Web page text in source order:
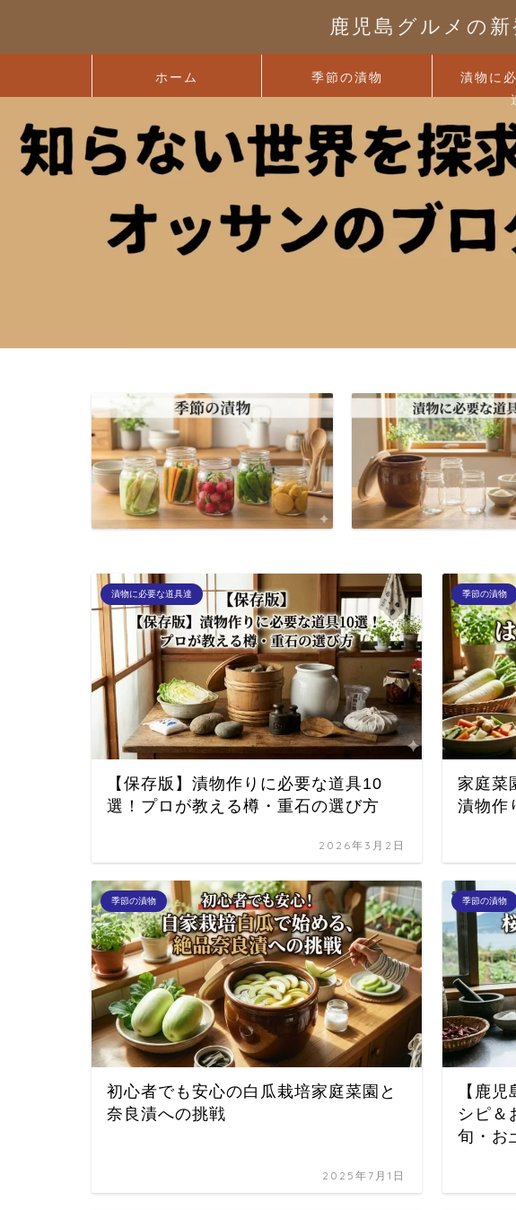
鹿児島グルメの
ホーム 季節の漬物
漬物に
漬物に必要な道具達
【保存版】漬物作りに必要な道具10
選！プロが教える樽・重石の選び方
2026年3月2日
季節の漬物
家庭菜
漬物作
季節の漬物
初心者でも安心の白瓜栽培家庭菜園と
奈良漬への挑戦
2025年7月1日
季節の漬物
【鹿
シピ＆
旬・お